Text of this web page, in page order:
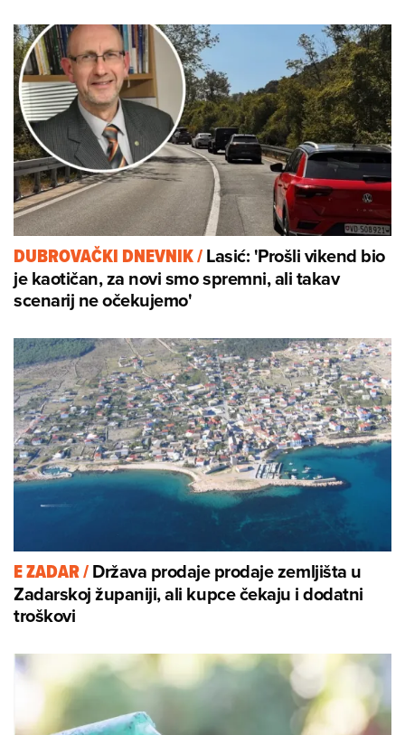
DUBROVAČKI DNEVNIK/Lasić: 'Prošli vikend bio
je kaotičan, za novi smo spremni, ali takav
scenarij ne očekujemo'
E ZADAR/Država prodaje prodaje zemljišta u
Zadarskoj županiji, ali kupce čekaju i dodatni
troškovi